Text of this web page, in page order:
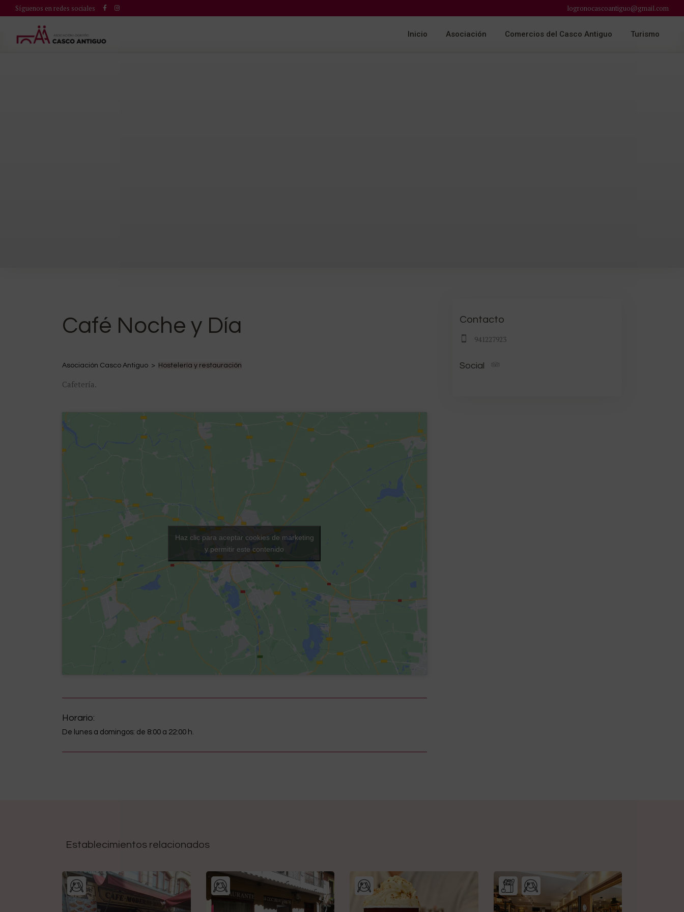
Síguenos en redes sociales logronocascoantiguo@gmail.com
Inicio Asociación Comercios del Casco Antiguo Turismo
Café Noche y Día
Asociación Casco Antiguo > Hostelería y restauración
Cafetería.
Haz clic para aceptar cookies de marketing
y permitir este contenido
Horario:
De lunes a domingos: de 8:00 a 22:00 h.
Contacto
941227923
Social
Establecimientos relacionados